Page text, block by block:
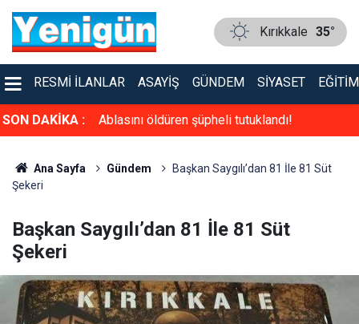
Kırıkkale 35°
RESMI İLANLAR ASAYIŞ GÜNDEM SIYASET EĞITIM
SON DAKİKA :
buluştu Ablasını öldüren şüpheli tutuklandı!
Ana Sayfa Gündem
Başkan Saygılı’dan 81 İle 81 Süt
Şekeri
Başkan Saygılı’dan 81 İle 81 Süt
Şekeri